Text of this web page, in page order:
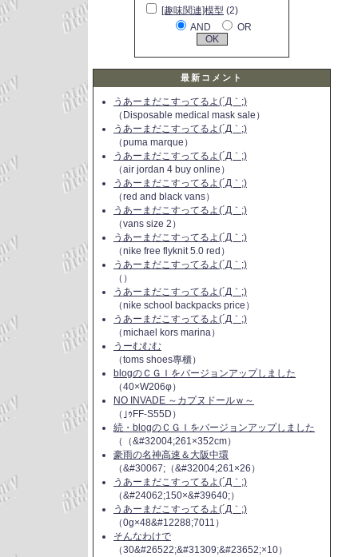
[趣味関連]模型 (2)
AND
OR
最新コメント
うあーまだこすってるよ(´Д｀;)
（Disposable medical mask sale）
うあーまだこすってるよ(´Д｀;)
（puma marque）
うあーまだこすってるよ(´Д｀;)
（air jordan 4 buy online）
うあーまだこすってるよ(´Д｀;)
（red and black vans）
うあーまだこすってるよ(´Д｀;)
（vans size 2）
うあーまだこすってるよ(´Д｀;)
（nike free flyknit 5.0 red）
うあーまだこすってるよ(´Д｀;)
（）
うあーまだこすってるよ(´Д｀;)
（nike school backpacks price）
うあーまだこすってるよ(´Д｀;)
（michael kors marina）
うーむむむ
（toms shoes專櫃）
blogのＣＧＩをバージョンアップしました
（40×W206φ）
NO INVADE ～カプヌドールｗ～
（｣ｩFF-S55D）
続・blogのＣＧＩをバージョンアップしました
（（&#32004;261×352cm）
豪雨の名神高速＆大阪中環
（&#30067;（&#32004;261×26）
うあーまだこすってるよ(´Д｀;)
（&#24062;150×&#39640;）
うあーまだこすってるよ(´Д｀;)
（0g×48&#12288;7011）
そんなわけで
（30&#26522;&#31309;&#23652;×10）